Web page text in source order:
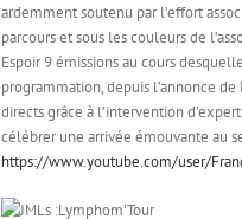
ardemment soutenu par l’effort
parcours et sous les couleurs de
Espoir 9 émissions au cours
programmation, depuis l’annonce
directs grâce à l’intervention
célébrer une arrivée émouvante au
https://www.youtube.com/user/